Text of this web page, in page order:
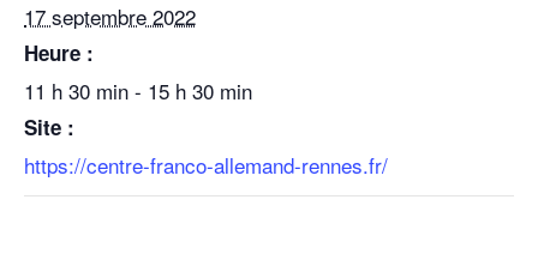
17 septembre 2022
Heure :
11 h 30 min - 15 h 30 min
Site :
https://centre-franco-allemand-rennes.fr/